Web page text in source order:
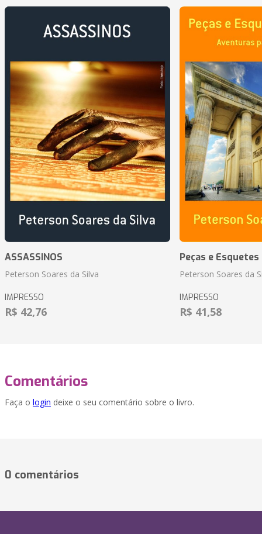
ASSASSINOS
Peterson Soares da Silva
IMPRESSO
R$ 42,76
Peças e
Peterson Soares da
IMPRESSO
R$ 41,58
Comentários
Faça o login deixe o seu comentário sobre o livro.
0 comentários